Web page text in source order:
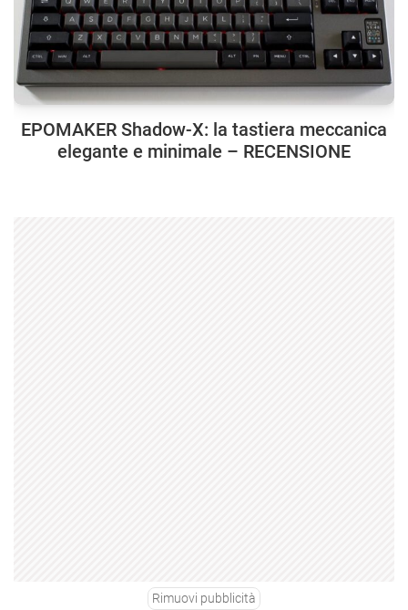
EPOMAKER Shadow-X: la tastiera meccanica
elegante e minimale – RECENSIONE
Rimuovi pubblicità